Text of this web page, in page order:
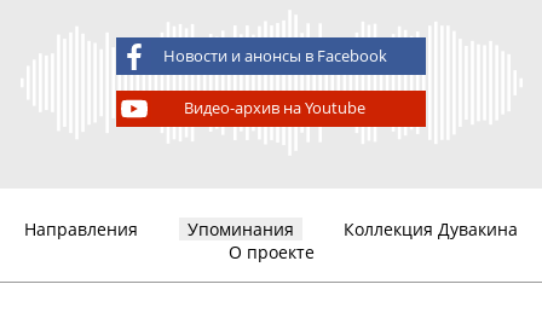
Новости и анонсы в Facebook
Видео-архив на Youtube
Направления Упоминания
Коллекция Дувакина
О проекте